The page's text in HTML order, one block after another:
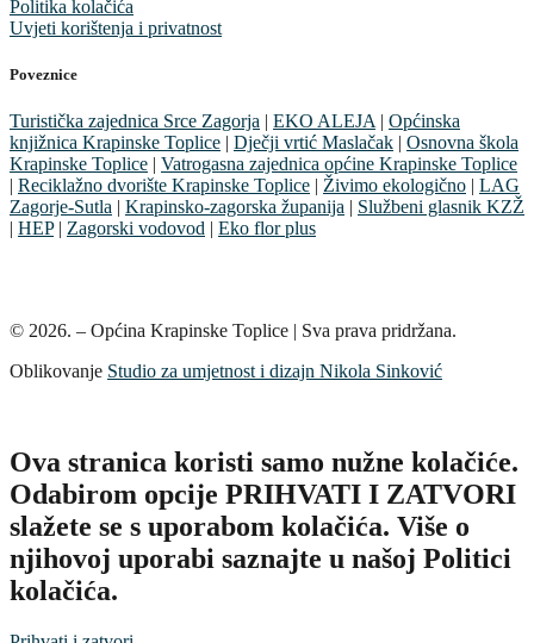
Politika kolačića
Uvjeti korištenja i privatnost
Poveznice
Turistička zajednica Srce Zagorja | EKO ALEJA | Općinska
knjižnica Krapinske Toplice | Dječji vrtić Maslačak | Osnovna škola
Krapinske Toplice | Vatrogasna zajednica općine Krapinske Toplice
| Reciklažno dvorište Krapinske Toplice | Živimo ekologično | LAG
Zagorje-Sutla | Krapinsko-zagorska županija | Službeni glasnik KZŽ
| HEP| Zagorski vodovod | Eko flor plus
© 2026. – Općina Krapinske Toplice | Sva prava pridržana.
Oblikovanje Studio za umjetnost i dizajn Nikola Sinković
Ova stranica koristi samo nužne kolačiće.
Odabirom opcije PRIHVATI I ZATVORI
slažete se s uporabom kolačića. Više o
njihovoj uporabi saznajte u našoj Politici
kolačića.